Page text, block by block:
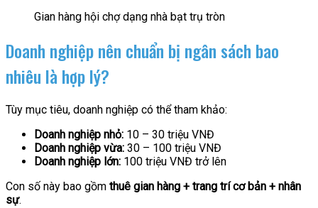
Gian hàng hội chợ dạng nhà bạt trụ tròn
Doanh nghiệp nên chuẩn bị ngân sách bao
nhiêu là hợp lý?
Tùy mục tiêu, doanh nghiệp có thể tham khảo:
Doanh nghiệp nhỏ: 10 – 30 triệu VNĐ
Doanh nghiệp vừa: 30 – 100 triệu VNĐ
Doanh nghiệp lớn: 100 triệu VNĐ trở lên
Con số này bao gồm thuê gian hàng + trang trí cơ bản + nhân
sự.